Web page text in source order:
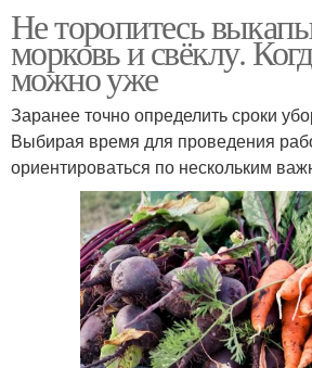
Не торопитесь
морковь и свёклу.
можно уже
Заранее точно определить сроки
Выбирая время для проведения
ориентироваться по нескольким